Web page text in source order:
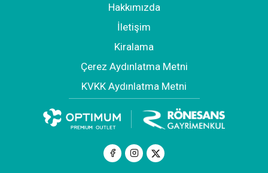
Hakkımızda
İletişim
Kiralama
Çerez Aydınlatma Metni
KVKK Aydınlatma Metni